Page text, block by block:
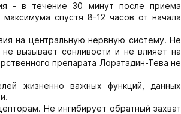
- в течение 30 минут после приема
максимума спустя 8-12 часов от начала
на центральную нервную систему. Не
не вызывает сонливости и не влияет на
препарата Лоратадин-Тева не
жизненно важных функций, данных
Не ингибирует обратный захват